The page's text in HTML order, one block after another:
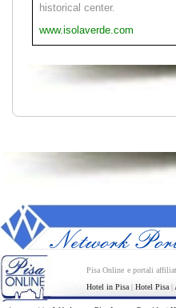
historical center.
www.isolaverde.com
Pisa Online e portali
Hotel in Pisa | Hotel Pisa |